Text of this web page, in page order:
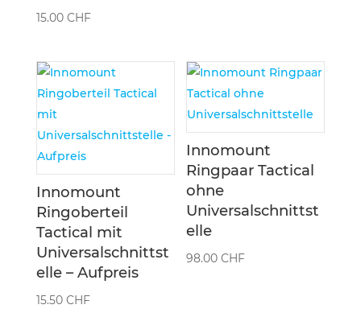
15.00 CHF
Innomount
Ringoberteil
Tactical mit
Universalschnittst
elle – Aufpreis
15.50 CHF
Innomount
Ringpaar Tactical
ohne
Universalschnittst
elle
98.00CHF